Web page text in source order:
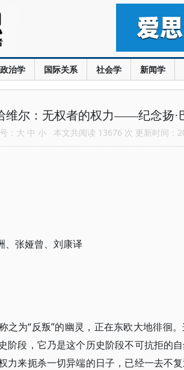
政治学 国际关系 社会学 新闻学
维尔：无权者的权力——纪念扬·
： 大 中 小 本文共阅读 13676 次 更新时间：
、张娅曾、刘康译
之为“反叛”的幽灵，正在东欧大地徘徊
阶段，它乃是这个历史阶段不可抗拒的
力来扼杀一切异端的日子，已经一去不